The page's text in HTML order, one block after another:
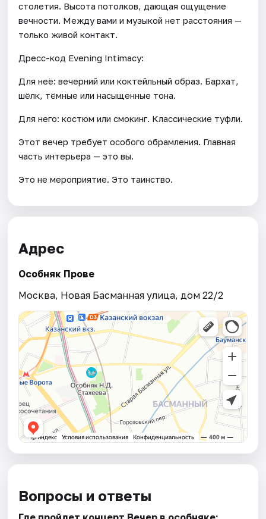
столетия. Высота потолков, дающая ощущение
вечности. Между вами и музыкой нет расстояния —
только живой контакт.
Дресс-код Evening Intimacy:
Для неё: вечерний или коктейльный образ. Бархат,
шёлк, тёмные или насыщенные тона.
Для него: костюм или смокинг. Классические туфли.
Этот вечер требует особого обрамления. Главная
часть интерьера — это вы.
Это не мероприятие. Это таинство.
Адрес
Особняк Прове
Москва, Новая Басманная улица, дом 22/2
Вопросы и ответы